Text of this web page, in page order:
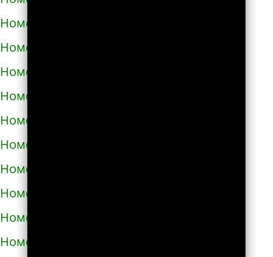
Номера телефонов такси в Долине
Номера телефонов такси в Дрогобыче
Номера телефонов такси в Дублянах
Номера телефонов такси в Дубно
Номера телефонов такси в Дунаевцах
Номера телефонов такси в Жашкове
Номера телефонов такси в Жёлтых водах
Номера телефонов такси в Жидачове
Номера телефонов такси в Житомире
Номера телефонов такси в Жмеринке